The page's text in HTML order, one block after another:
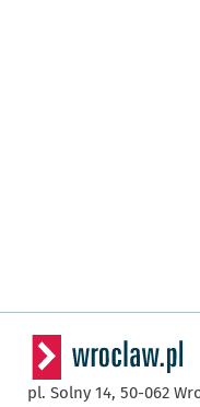
pl. Solny 14, 50-062